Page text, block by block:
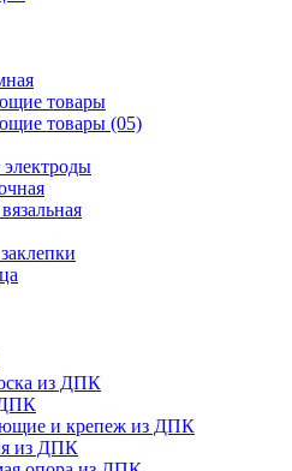
товары
товары (05)
из ДПК
ДПК
и крепеж из ДПК
из ДПК